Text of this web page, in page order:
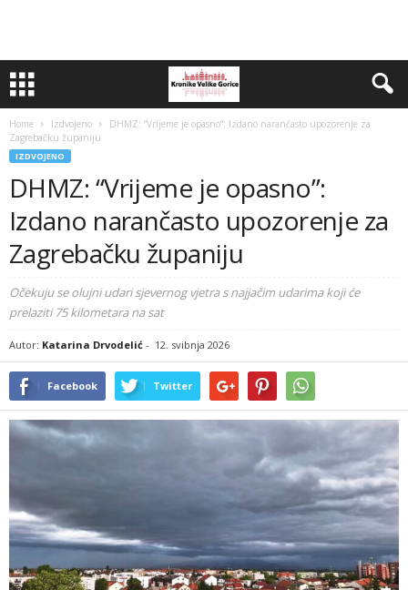
Home Izdvojeno
DHMZ: “Vrijeme je opasno”: Izdano narančasto upozorenje za
Zagrebačku županiju
IZDVOJENO
DHMZ: “Vrijeme je opasno”:
Izdano narančasto upozorenje za
Zagrebačku županiju
Očekuju se olujni udari sjevernog vjetra s najjačim udarima koji će
prelaziti 75 kilometara na sat
Autor: Katarina Drvodelić - 12. svibnja 2026
Facebook Twitter